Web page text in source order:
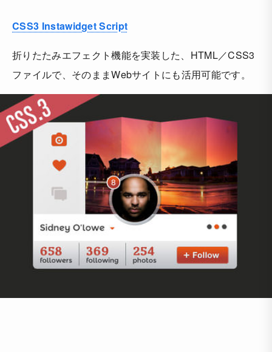
CSS3 Instawidget Script
折りたたみエフェクト機能を実装した、HTML／CSS3
ファイルで、そのままWebサイトにも活用可能です。